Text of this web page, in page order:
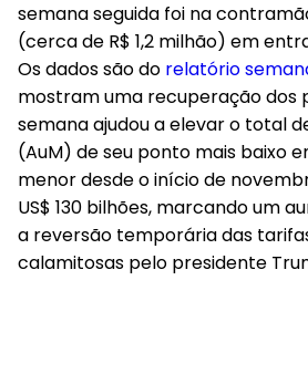
semana seguida foi na
(cerca de R$ 1,2 milhão) em
Os dados são do relatório
mostram uma recuperação dos
semana ajudou a elevar o total
(AuM) de seu ponto mais baixo
menor desde o início de
US$ 130 bilhões, marcando um
a reversão temporária das
calamitosas pelo presidente